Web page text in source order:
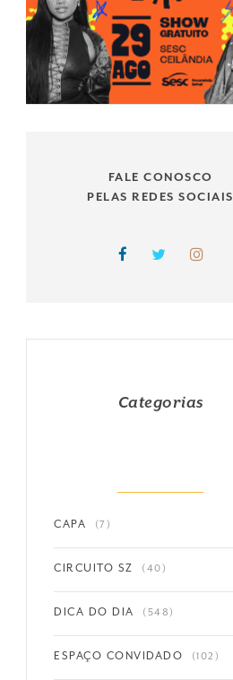
FALE CONOSCO
PELAS REDES SOCIAIS
Categorias
CAPA (7)
CIRCUITO SZ (40)
DICA DO DIA (548)
ESPAÇO CONVIDADO (102)